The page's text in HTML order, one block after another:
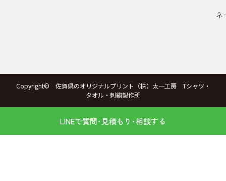
ネ
Copyright© 佐賀県のオリジナルプリント（株）太一工房 Tシャツ・
タオル・刺繍製作所
LINEで質問･見積もり･相談する